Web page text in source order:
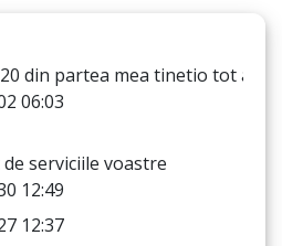
din partea mea tinetio tot asa
06:03
serviciile voastre
12:49
12:37